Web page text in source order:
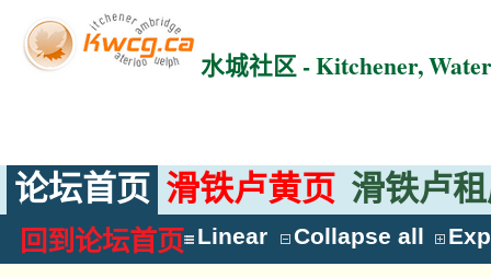
水城社区 - Kitchener,
论坛首页 滑铁卢黄页 滑铁卢
回到论坛首页 Linear Collapse all